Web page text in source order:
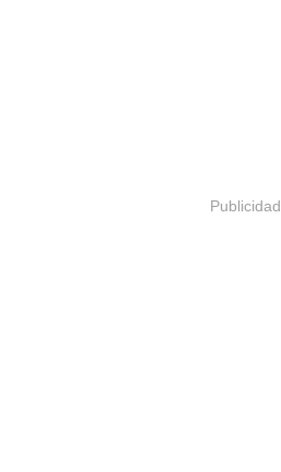
Publicidad